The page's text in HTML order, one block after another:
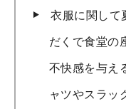
衣服に関して
だくで食堂の
不快感を与え
ャツやスラッ